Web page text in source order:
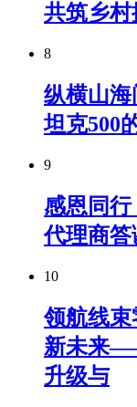
共筑乡
8
纵横山海
坦克500
9
感恩同
代理商
10
领航线
新未来
升级与